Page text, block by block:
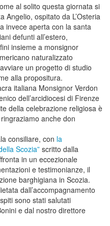
al solito questa giornata si
Angelio, ospitato da L’Osteria
invece aperta con la santa
defunti all’estero,
insieme a monsignor
naturalizzato
un progetto di studio
alla propositura.
italiana Monsignor Verdon
dell’arcidiocesi di Firenze
della celebrazione religiosa è
anche don
consiliare, con la
Scozia”scritto dalla
in un eccezionale
e testimonianze, il
barghigiana in Scozia.
dall’accompagnamento
sono stati salutati
e dal nostro direttore